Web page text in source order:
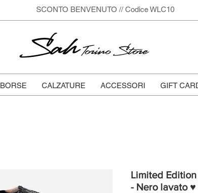
SCONTO BENVENUTO // Codice WLC10
SahTorino Store
BORSE CALZATURE ACCESSORI GIFT
Limited
- Nero lavato ♥